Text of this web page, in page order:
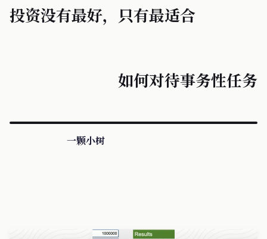
投资没有最好，只有最适合
如何对待事务性任务
一颗小树